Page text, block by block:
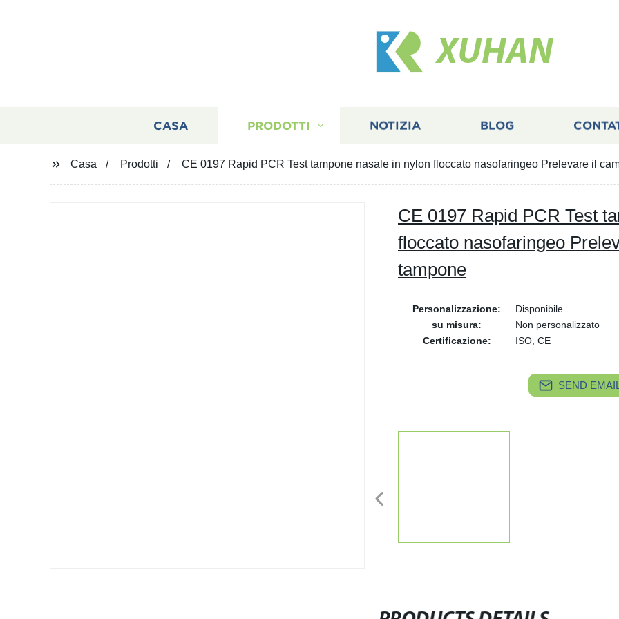
XUHAN
CASA PRODOTTI NOTIZIA BLOG
Casa Prodotti CE 0197 Rapid PCR Test tampone nasale in nylon floccato nasofaringeo Prelevare il
CE 0197 Rapid PCR Test
floccato nasofaringeo
tampone
Personalizzazione:
Disponibile
su misura:
Non personalizzato
Certificazione:
ISO, CE
SEND